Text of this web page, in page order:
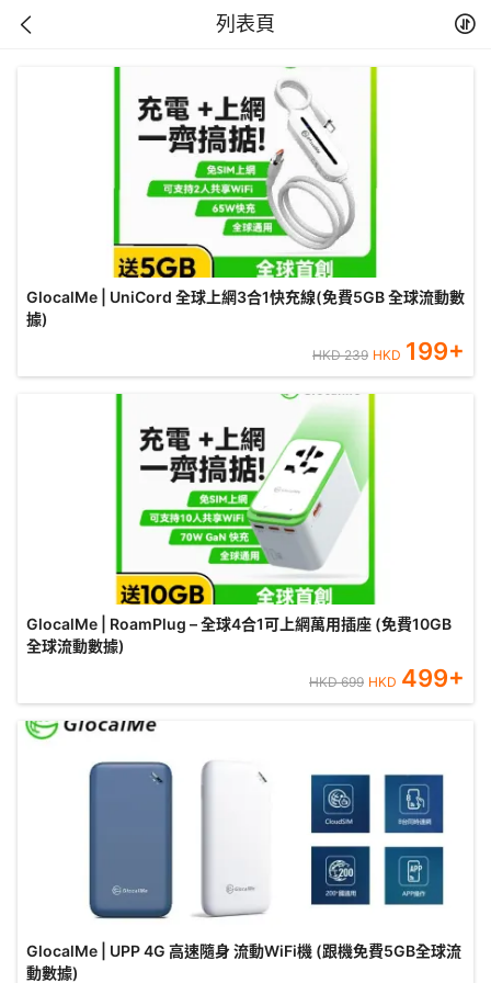
列表頁
GlocalMe | UniCord 全球上網3合1快充線(免費5GB 全球流動數
據)
HKD239 HKD 199+
GlocalMe | RoamPlug – 全球4合1可上網萬用插座 (免費10GB
全球流動數據)
HKD699 HKD 499+
GlocalMe | UPP 4G 高速隨身 流動WiFi機 (跟機免費5GB全球流
動數據)